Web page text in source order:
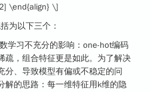
\end{align} \]
为以下三个：
学习不充分的影响：one-hot编码
疏，组合特征更是如此。为了解决
分、导致模型有偏或不稳定的问
解的思路：每一维特征用k维的隐